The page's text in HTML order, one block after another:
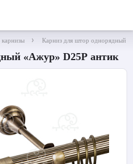
карнизы Карниз для штор однорядный
«Ажур» D25Р антик